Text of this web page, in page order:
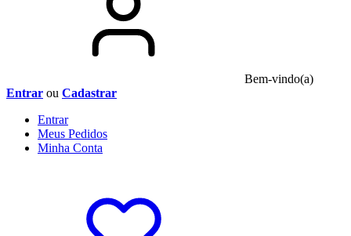
Bem-vindo(a)
Entrar ou Cadastrar
Entrar
Meus Pedidos
Minha Conta